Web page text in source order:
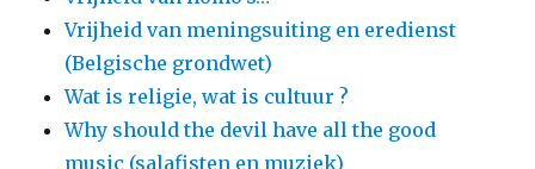
Vrijheid van meningsuiting en eredienst
(Belgische grondwet)
Wat is religie, wat is cultuur ?
Why should the devil have all the good
music (salafisten en muziek)